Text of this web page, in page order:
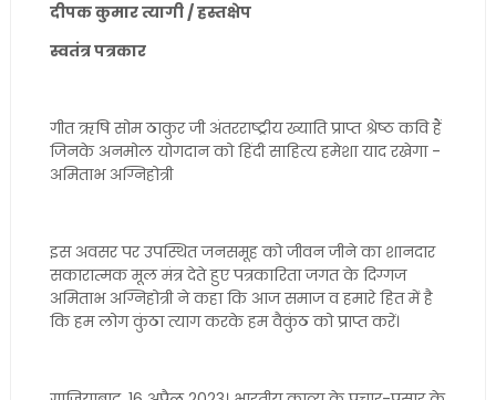
दीपक कुमार त्यागी / हस्तक्षेप
स्वतंत्र पत्रकार
गीत ऋषि सोम ठाकुर जी अंतरराष्ट्रीय ख्याति प्राप्त श्रेष्ठ कवि हैं
जिनके अनमोल योगदान को हिंदी साहित्य हमेशा याद रखेगा -
अमिताभ अग्निहोत्री
इस अवसर पर उपस्थित जनसमूह को जीवन जीने का शानदार
सकारात्मक मूल मंत्र देते हुए पत्रकारिता जगत के दिग्गज
अमिताभ अग्निहोत्री ने कहा कि आज समाज व हमारे हित में है
कि हम लोग कुंठा त्याग करके हम वैकुंठ को प्राप्त करें।